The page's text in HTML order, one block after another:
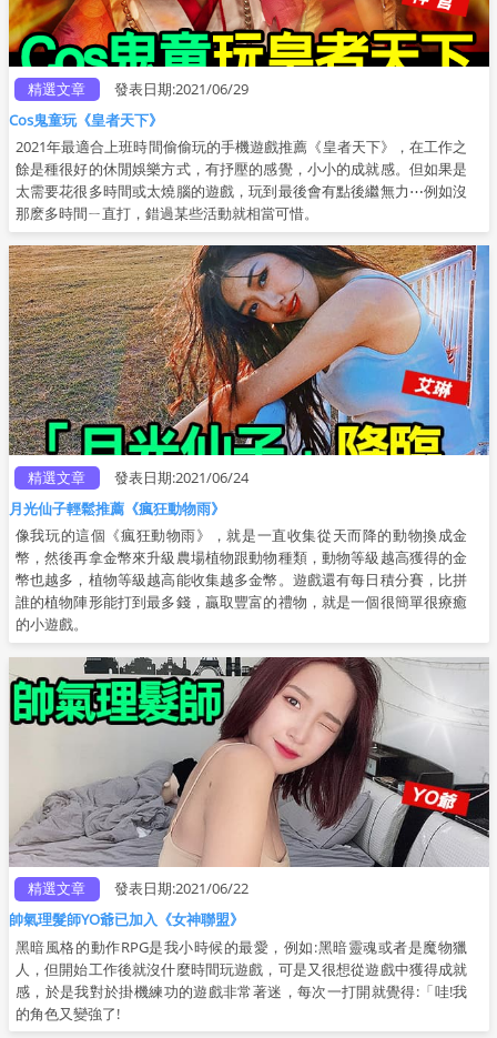
精選文章
發表日期:2021/06/29
Cos鬼童玩《皇者天下》
2021年最適合上班時間偷偷玩的手機遊戲推薦《皇者天下》，在工作之
餘是種很好的休閒娛樂方式，有抒壓的感覺，小小的成就感。但如果是
太需要花很多時間或太燒腦的遊戲，玩到最後會有點後繼無力⋯例如沒
那麽多時間ㄧ直打，錯過某些活動就相當可惜。
精選文章
發表日期:2021/06/24
月光仙子輕鬆推薦《瘋狂動物雨》
像我玩的這個《瘋狂動物雨》，就是一直收集從天而降的動物換成金
幣，然後再拿金幣來升級農場植物跟動物種類，動物等級越高獲得的金
幣也越多，植物等級越高能收集越多金幣。遊戲還有每日積分賽，比拼
誰的植物陣形能打到最多錢，贏取豐富的禮物，就是一個很簡單很療癒
的小遊戲。
精選文章
發表日期:2021/06/22
帥氣理髮師YO爺已加入《女神聯盟》
黑暗風格的動作RPG是我小時候的最愛，例如:黑暗靈魂或者是魔物獵
人，但開始工作後就沒什麼時間玩遊戲，可是又很想從遊戲中獲得成就
感，於是我對於掛機練功的遊戲非常著迷，每次一打開就覺得:「哇!我
的角色又變強了!